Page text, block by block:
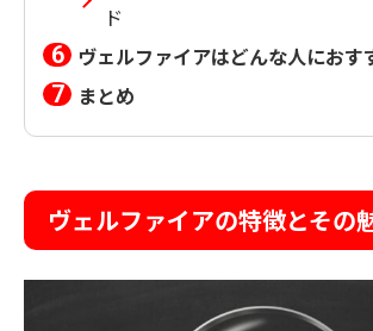
ド
ヴェルファイアはどんな人におす
まとめ
ヴェルファイアの特徴とその